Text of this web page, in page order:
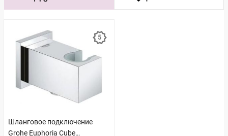
Шланговое подключение
Grohe Euphoria Cube